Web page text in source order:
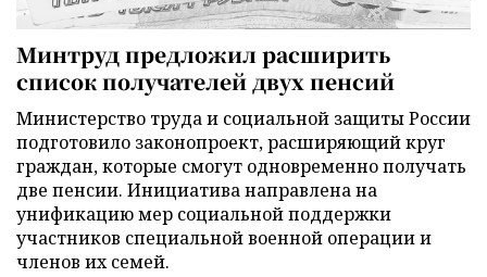
Минтруд предложил расширить
список получателей двух пенсий
Министерство труда и социальной защиты России
подготовило законопроект, расширяющий круг
граждан, которые смогут одновременно получать
две пенсии. Инициатива направлена на
унификацию мер социальной поддержки
участников специальной военной операции и
членов их семей.